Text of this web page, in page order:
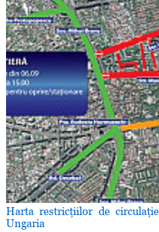
Harta restricţiilor de
Ungaria